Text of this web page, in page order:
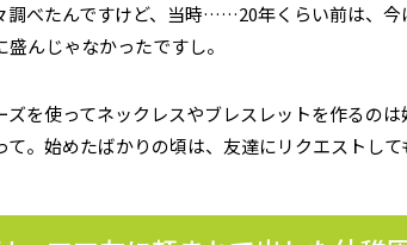
調べたんですけど、当時……20年くらい前は、
盛んじゃなかったですし。
ズを使ってネックレスやブレスレットを作るの
て。始めたばかりの頃は、友達にリクエストして